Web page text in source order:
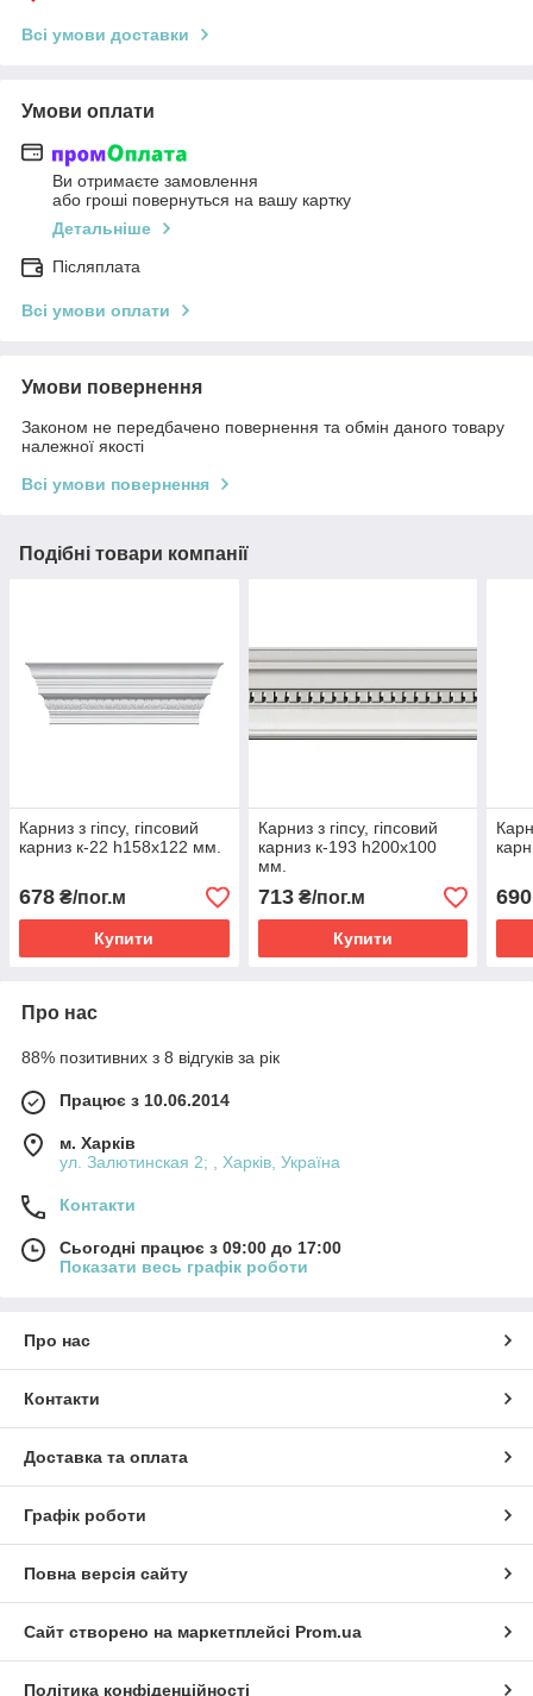
Всі умови доставки
Умови оплати
Ви отримаєте замовлення
або гроші повернуться на вашу картку
Детальніше
Післяплата
Всі умови оплати
Умови повернення
Законом не передбачено повернення та обмін даного товару
належної якості
Всі умови повернення
Подібні товари компанії
Карниз з гіпсу, гіпсовий
карниз к-22 һ158х122 мм.
678 ₴/пог.м
Купити
Карниз з гіпсу, гіпсовий
карниз к-193 һ200х100
мм.
713₴/пог.м
Купити
690
Про нас
88% позитивних з 8 відгуків за рік
Працює з 10.06.2014
м. Харків
ул. Залютинская 2; , Харків, Україна
Контакти
Сьогодні працює з 09:00 до 17:00
Показати весь графік роботи
Про нас
Контакти
Доставка та оплата
Графік роботи
Повна версія сайту
Сайт створено на маркетплейсі Prom.ua
Політика конфіденційності